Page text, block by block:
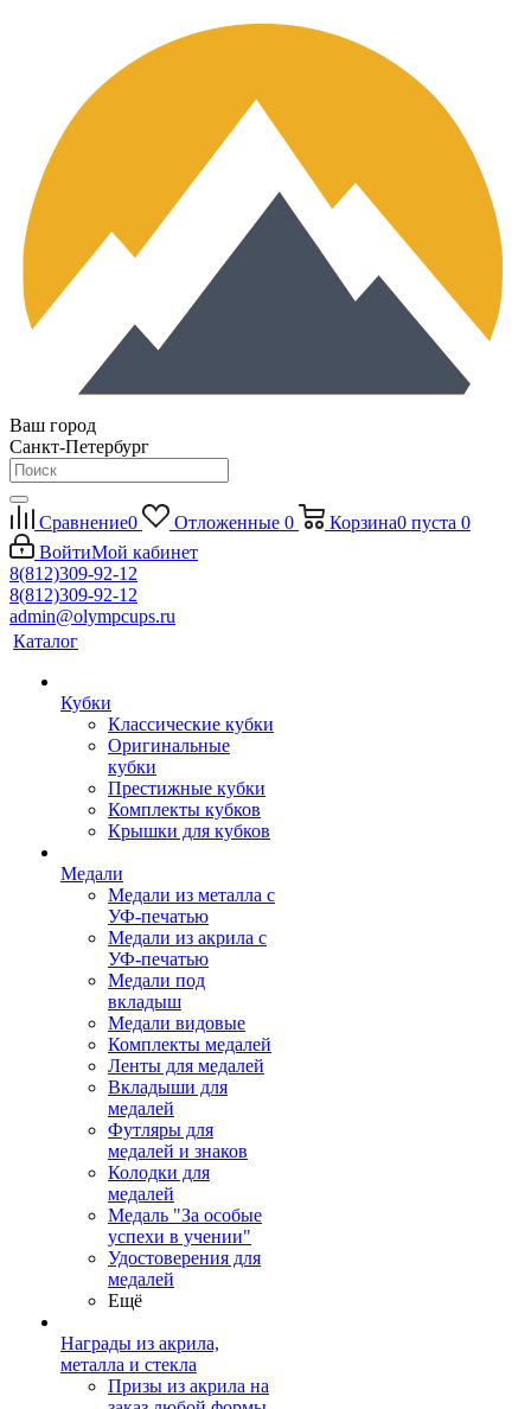
Ваш город
Санкт-Петербург
Сравнение0 Отложенные 0 Корзина0 пуста 0
ВойтиМой кабинет
8(812)309-92-12
8(812)309-92-12
admin@olympcups.ru
Каталог
Кубки
Классические кубки
Оригинальные
кубки
Престижные кубки
Комплекты кубков
Крышки для кубков
Медали
Медали из металла с
УФ-печатью
Медали из акрила с
УФ-печатью
Медали под
вкладыш
Медали видовые
Комплекты медалей
Ленты для медалей
Вкладыши для
медалей
Футляры для
медалей и знаков
Колодки для
медалей
Медаль "За особые
успехи в учении"
Удостоверения для
медалей
Ещё
Награды из акрила,
металла и стекла
Призы из акрила на